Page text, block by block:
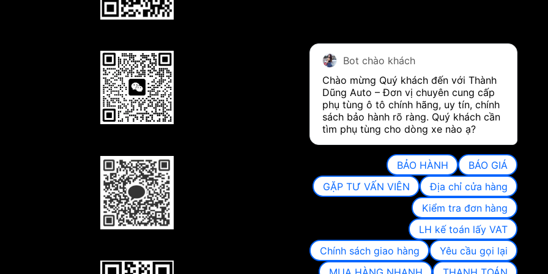
Bot chào khách
Chào mừng Quý khách đến với Thành
Dũng Auto – Đơn vị chuyên cung cấp
phụ tùng ô tô chính hãng, uy tín, chính
sách bảo hành rõ ràng. Quý khách cần
tìm phụ tùng cho dòng xe nào ạ?
BẢO HÀNH
BÁO GIÁ
GẶP TƯ VẤN VIÊN
Địa chỉ cửa hàng
Kiểm tra đơn hàng
LH kế toán lấy VAT
Chính sách giao hàng
Yêu cầu gọi lại